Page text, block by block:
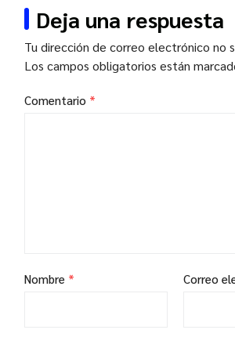
Deja una respuesta
Tu dirección de correo electrónico no
Los campos obligatorios están
Comentario *
Nombre * Correo